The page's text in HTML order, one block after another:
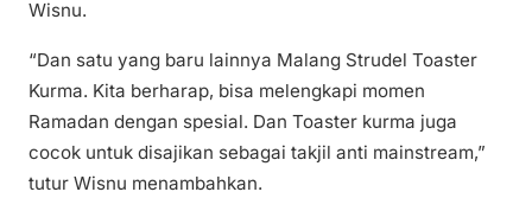
Wisnu.
“Dan satu yang baru lainnya Malang Strudel Toaster
Kurma. Kita berharap, bisa melengkapi momen
Ramadan dengan spesial. Dan Toaster kurma juga
cocok untuk disajikan sebagai takjil anti mainstream,”
tutur Wisnu menambahkan.